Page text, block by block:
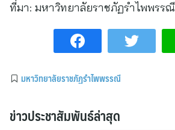
ที่มา: มหาวิทยาลัยราชภัฏรำไพพรรณี
มหาวิทยาลัยราชภัฏรำไพพรรณี
ข่าวประชาสัมพันธ์ล่าสุด